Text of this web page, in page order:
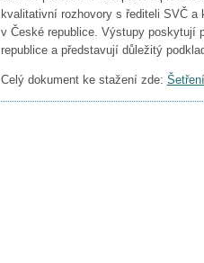
kvalitativní rozhovory s řediteli SVČ
v České republice. Výstupy poskytují
republice a představují důležitý
Celý dokument ke stažení zde: